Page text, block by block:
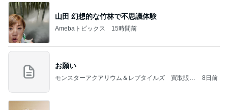
山田 幻想的な竹林で不思議体験
Amebaトピックス 15時間前
お願い
モンスターアクアリウム＆レプタイルズ 買取販売
8日前